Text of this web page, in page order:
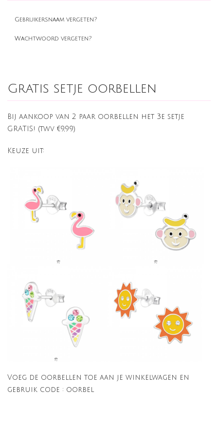
Gebruikersnaam vergeten?
Wachtwoord vergeten?
Gratis setje oorbellen
Bij aankoop van 2 paar oorbellen het 3e setje
GRATIS! (twv €9,99)
Keuze uit:
Voeg de oorbellen toe aan je winkelwagen en
gebruik code : oorbel